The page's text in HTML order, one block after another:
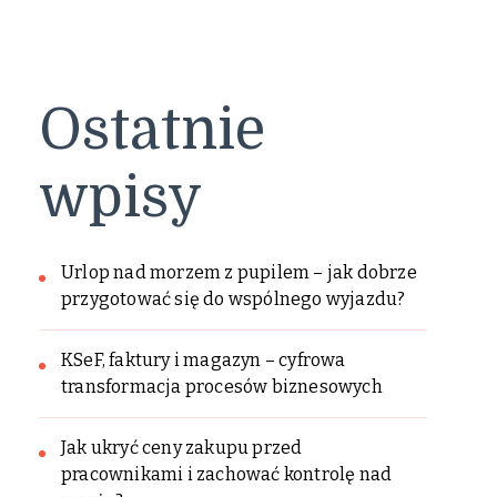
Ostatnie
wpisy
Urlop nad morzem z pupilem – jak dobrze
przygotować się do wspólnego wyjazdu?
KSeF, faktury i magazyn – cyfrowa
transformacja procesów biznesowych
Jak ukryć ceny zakupu przed
pracownikami i zachować kontrolę nad